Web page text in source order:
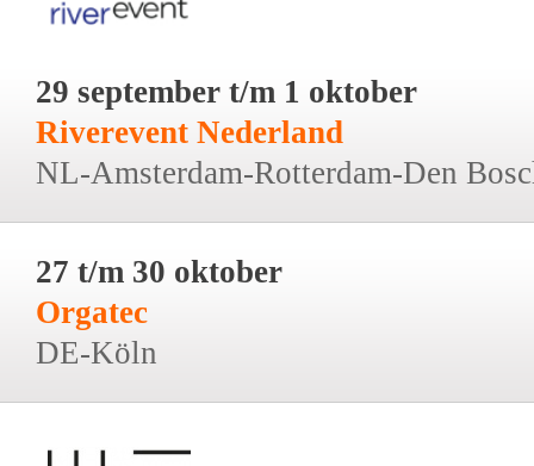
29 september t/m 1 oktober
Riverevent Nederland
NL-Amsterdam-Rotterdam-Den
27 t/m 30 oktober
Orgatec
DE-Köln